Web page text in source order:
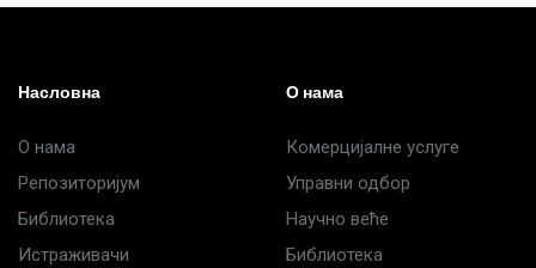
Насловна
О нама
Репозиторијум
Библиотека
Истраживачи
О нама
Комерцијалне услуге
Управни одбор
Научно веће
Библиотека